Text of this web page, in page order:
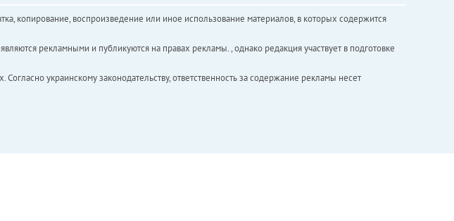
копирование, воспроизведение или иное использование материалов, в которых содержится
рекламными и публикуются на правах рекламы. , однако редакция участвует в подготовке
украинскому законодательству, ответственность за содержание рекламы несет